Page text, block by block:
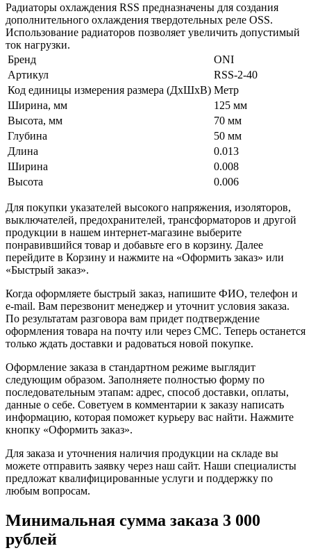
Радиаторы охлаждения RSS предназначены для создания
дополнительного охлаждения твердотельных реле OSS.
Использование радиаторов позволяет увеличить допустимый
ток нагрузки.
Бренд
ONI
Артикул
RSS-2-40
Код единицы измерения размера (ДхШхВ) Метр
Ширина, мм
125 мм
Высота, мм
70 мм
Глубина
50 мм
Длина
0.013
Ширина
0.008
Высота
0.006
Для покупки указателей высокого напряжения, изоляторов,
выключателей, предохранителей, трансформаторов и другой
продукции в нашем интернет-магазине выберите
понравившийся товар и добавьте его в корзину. Далее
перейдите в Корзину и нажмите на «Оформить заказ» или
«Быстрый заказ».
Когда оформляете быстрый заказ, напишите ФИО, телефон и
e-mail. Вам перезвонит менеджер и уточнит условия заказа.
По результатам разговора вам придет подтверждение
оформления товара на почту или через СМС. Теперь останется
только ждать доставки и радоваться новой покупке.
Оформление заказа в стандартном режиме выглядит
следующим образом. Заполняете полностью форму по
последовательным этапам: адрес, способ доставки, оплаты,
данные о себе. Советуем в комментарии к заказу написать
информацию, которая поможет курьеру вас найти. Нажмите
кнопку «Оформить заказ».
Для заказа и уточнения наличия продукции на складе вы
можете отправить заявку через наш сайт. Наши специалисты
предложат квалифицированные услуги и поддержку по
любым вопросам.
Минимальная сумма заказа 3 000
рублей